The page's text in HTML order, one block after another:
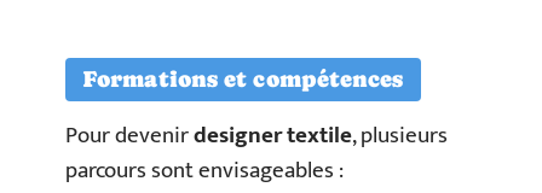
Formations et compétences
Pour devenirdesigner textile, plusieurs
parcours sont envisageables :